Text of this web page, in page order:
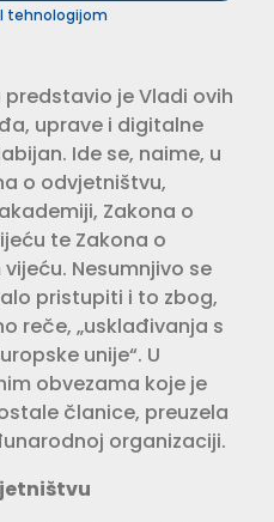
tehnologijom
je Vladi ovih
uprave i digitalne
Ide se, naime, u
o odvjetništvu,
Zakona o
te Zakona o
Nesumnjivo se
pristupiti i to zbog,
reče, „usklađivanja s
unije“. U
obvezama koje je
članice, preuzela
organizaciji.